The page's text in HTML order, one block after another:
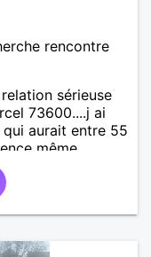
rencontre
sérieuse
73600....j ai
aurait entre 55
même
contact avec
à ma